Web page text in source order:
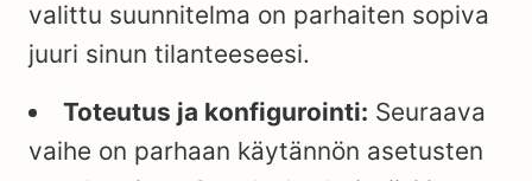
valittu suunnitelma on parhaiten sopiva
juuri sinun tilanteeseesi.
Toteutus ja konfigurointi: Seuraava
vaihe on parhaan käytännön asetusten